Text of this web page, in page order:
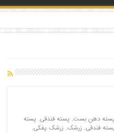
پسته دهن بست, پسته فندقی, پسته
فندقی, زرشک, زرشک پفکی,